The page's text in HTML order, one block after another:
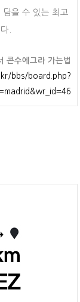
을 수 있는 최고
.
콘수에그라 가는법
bbs/board.php?